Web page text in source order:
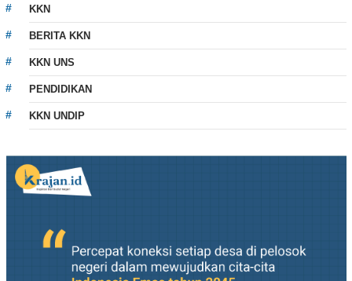
KKN
BERITA KKN
KKN UNS
PENDIDIKAN
KKN UNDIP